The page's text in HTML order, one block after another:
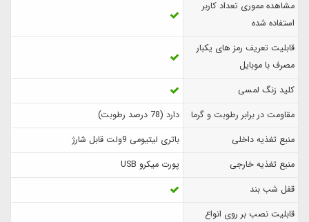
مشاهده مموری تعداد کاربر
استفاده شده
قابلیت تعریف رمز های یکبار
مصرف با موبایل
کلید زنگ لمسی
مقاومت در برابر رطوبت و گرما
دارد (78 درصد رطوبت)
منبع تغذیه داخلی
باتری لیتیومی 9ولت قابل شارژ
منبع تغذیه خارجی
پورت میکرو USB
قفل شب بند
قابلیت نصب بر روی انواع